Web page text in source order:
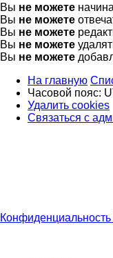
Вы не можете
Вы не можете
Вы не можете
Вы не можете
Вы не можете
На главную
Часовой пояс:
Удалить cookies
Связаться с
Конфиденциальность